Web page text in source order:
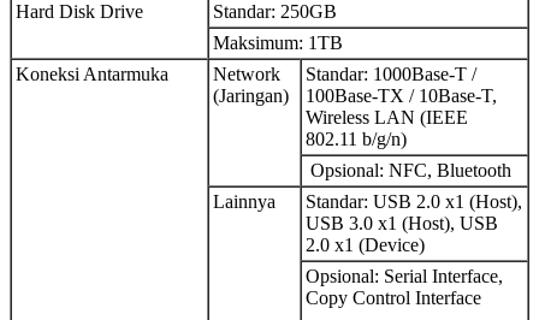
Hard Disk Drive
Standar: 250GB
Maksimum: 1TB
Koneksi Antarmuka
Network
(Jaringan)
Standar: 1000Base-T /
100Base-TX / 10Base-T,
Wireless LAN (IEEE
802.11 b/g/n)
Opsional: NFC, Bluetooth
Lainnya
Standar: USB 2.0 x1 (Host),
USB 3.0 x1 (Host), USB
2.0 x1 (Device)
Opsional: Serial Interface,
Copy Control Interface